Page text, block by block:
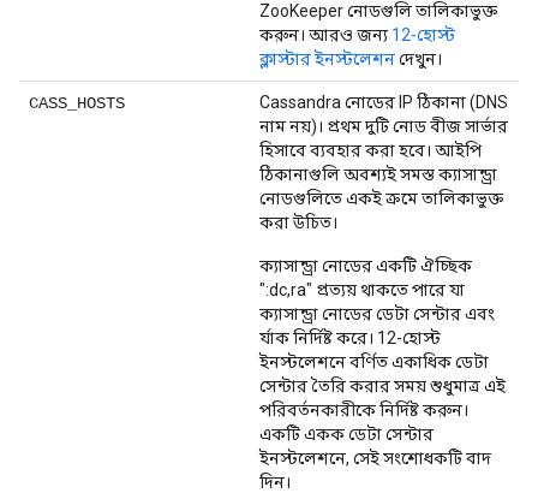
ZooKeeper নোডগুলি তালিকাভুক্ত
করুন। আরও জন্য 12-হোস্ট
ক্লাস্টার ইনস্টলেশনদেখুন।
CASS_HOSTS
Cassandra নোডের IP ঠিকানা (DNS
নাম নয়)। প্রথম দুটি নোড বীজ সার্ভার
হিসাবে ব্যবহার করা হবে। আইপি
ঠিকানাগুলি অবশ্যই সমস্ত ক্যাসান্ড্রা
নোডগুলিতে একই ক্রমে তালিকাভুক্ত
করা উচিত।
ক্যাসান্ড্রা নোডের একটি ঐচ্ছিক
":dc,ra" প্রত্যয় থাকতে পারে যা
ক্যাসান্ড্রা নোডের ডেটা সেন্টার এবং
র্যাক নির্দিষ্ট করে। 12-হোস্ট
ইনস্টলেশনে বর্ণিত একাধিক ডেটা
সেন্টার তৈরি করার সময় শুধুমাত্র এই
পরিবর্তনকারীকে নির্দিষ্ট করুন।
একটি একক ডেটা সেন্টার
ইনস্টলেশনে, সেই সংশোধকটি বাদ
দিন।